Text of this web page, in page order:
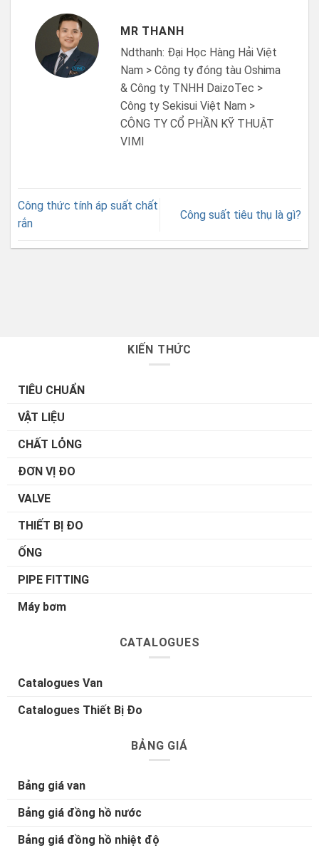
MR THANH
Ndthanh: Đại Học Hàng Hải Việt
Nam > Công ty đóng tàu Oshima
& Công ty TNHH DaizoTec >
Công ty Sekisui Việt Nam >
CÔNG TY CỔ PHẦN KỸ THUẬT
VIMI
Công thức tính áp suất chất
rắn
Công suất tiêu thụ là gì?
KIẾN THỨC
TIÊU CHUẨN
VẬT LIỆU
CHẤT LỎNG
ĐƠN VỊ ĐO
VALVE
THIẾT BỊ ĐO
ỐNG
PIPE FITTING
Máy bơm
CATALOGUES
Catalogues Van
Catalogues Thiết Bị Đo
BẢNG GIÁ
Bảng giá van
Bảng giá đồng hồ nước
Bảng giá đồng hồ nhiệt độ